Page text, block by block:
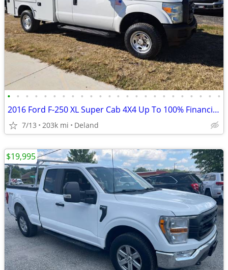
• • • • • • • • • • • • • • • • • • • • • • • •
2016 Ford F-250 XL Super Cab 4X4 Up To 100% Financing/Warranty
7/13 203k mi Deland
$19,995